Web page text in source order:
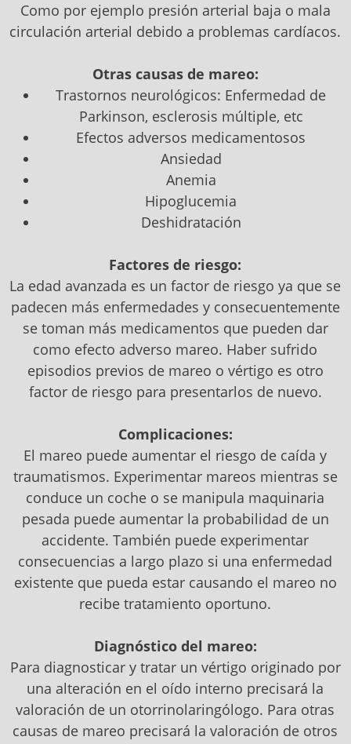
Como por ejemplo presión arterial baja o mala
circulación arterial debido a problemas cardíacos.
Otras causas de mareo:
Trastornos neurológicos: Enfermedad de
Parkinson, esclerosis múltiple, etc
Efectos adversos medicamentosos
Ansiedad
Anemia
Hipoglucemia
Deshidratación
Factores de riesgo:
La edad avanzada es un factor de riesgo ya que se
padecen más enfermedades y consecuentemente
se toman más medicamentos que pueden dar
como efecto adverso mareo. Haber sufrido
episodios previos de mareo o vértigo es otro
factor de riesgo para presentarlos de nuevo.
Complicaciones:
El mareo puede aumentar el riesgo de caída y
traumatismos. Experimentar mareos mientras se
conduce un coche o se manipula maquinaria
pesada puede aumentar la probabilidad de un
accidente. También puede experimentar
consecuencias a largo plazo si una enfermedad
existente que pueda estar causando el mareo no
recibe tratamiento oportuno.
Diagnóstico del mareo:
Para diagnosticar y tratar un vértigo originado por
una alteración en el oído interno precisará la
valoración de un otorrinolaringólogo. Para otras
causas de mareo precisará la valoración de otros